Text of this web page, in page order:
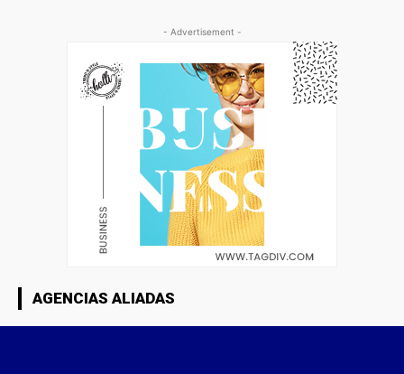
- Advertisement -
AGENCIAS ALIADAS